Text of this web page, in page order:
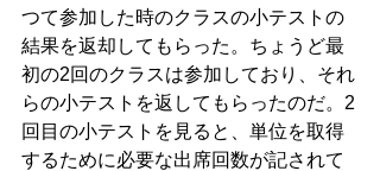
つて参加した時のクラスの小テストの
結果を返却してもらった。ちょうど最
初の2回のクラスは参加しており、それ
らの小テストを返してもらったのだ。2
回目の小テストを見ると、単位を取得
するために必要な出席回数が記されて